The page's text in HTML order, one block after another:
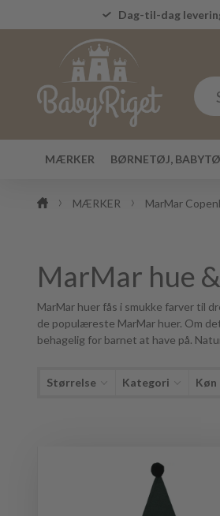
Dag-til-dag
MÆRKER BØRNETØJ,
MÆRKER MarMar
MarMar hue
MarMar huer fås i smukke farver til
de populæreste MarMar huer. Om
behagelig for barnet at have på.
Størrelse Kategori Køn